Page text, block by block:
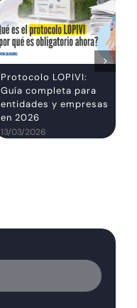
Protocolo LOPIVI:
Guía completa para
entidades y empresas
en 2026
13/03/2026